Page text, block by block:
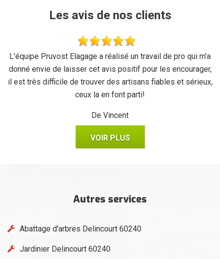
Les avis de nos clients
L'équipe Pruvost Elagage a réalisé un travail de pro qui m'a
donné envie de laisser cet avis positif pour les encourager,
il est très difficile de trouver des artisans fiables et sérieux,
ceux la en font parti!
De Vincent
VOIR PLUS
Autres services
Abattage d'arbres Delincourt 60240
Jardinier Delincourt 60240